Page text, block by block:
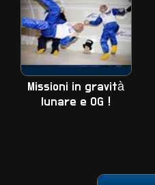
Missioni in gravità
lunare e 0G !